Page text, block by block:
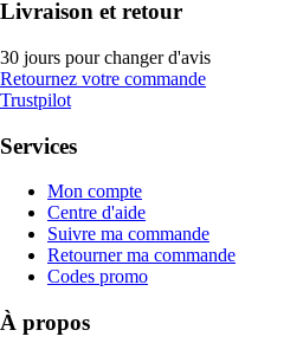
Livraison et retour
30 jours pour changer d'avis
Retournez votre commande
Trustpilot
Services
Mon compte
Centre d'aide
Suivre ma commande
Retourner ma commande
Codes promo
À propos